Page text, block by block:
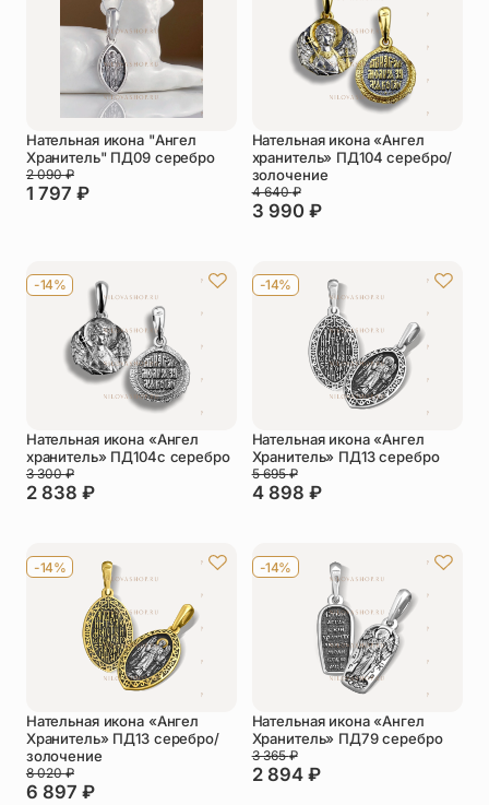
Упаковка
Цепи
Шнурки на
Другое
Нательная икона "Ангел
Хранитель" ПД09 серебро
1 797 ₽
2 090₽
Нательная икона «Ангел
хранитель» ПД104 серебро/
золочение
3 990 ₽
4 640₽
-14%
Нательная икона «Ангел
хранитель» ПД104с серебро
2 838 ₽
3 300₽
-14%
Нательная икона «Ангел
Хранитель» ПД13 серебро
4 898 ₽
5 695₽
-14%
Нательная икона «Ангел
Хранитель» ПД13 серебро/
золочение
6 897 ₽
8 020₽
-14%
Нательная икона «Ангел
Хранитель» ПД79 серебро
2 894 ₽
3 365₽